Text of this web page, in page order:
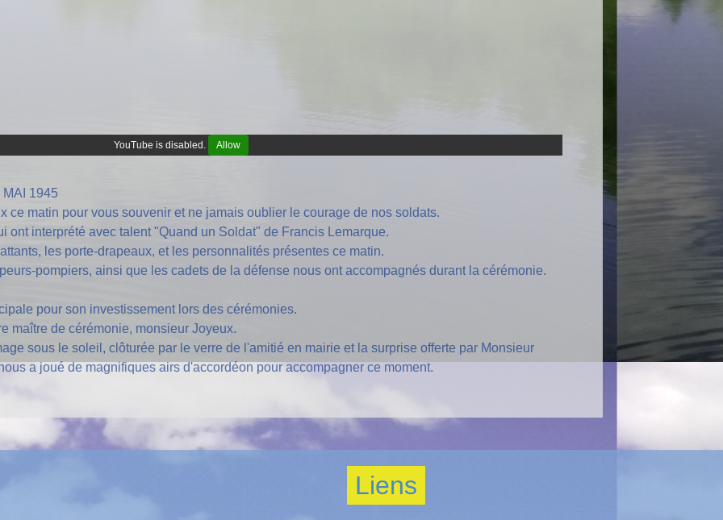
YouTube is disabled. Allow
MAI 1945
ce matin pour vous souvenir et ne jamais oublier le courage de nos soldats.
ont interprété avec talent "Quand un Soldat" de Francis Lemarque.
les porte-drapeaux, et les personnalités présentes ce matin.
pompiers, ainsi que les cadets de la défense nous ont accompagnés durant la cérémonie.
pour son investissement lors des cérémonies.
maître de cérémonie, monsieur Joyeux.
sous le soleil, clôturée par le verre de l'amitié en mairie et la surprise offerte par Monsieur
a joué de magnifiques airs d'accordéon pour accompagner ce moment.
Liens